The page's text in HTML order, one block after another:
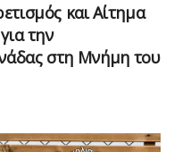
και Αίτημα
την
στη Μνήμη του